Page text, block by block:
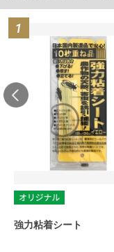
強力粘着シート